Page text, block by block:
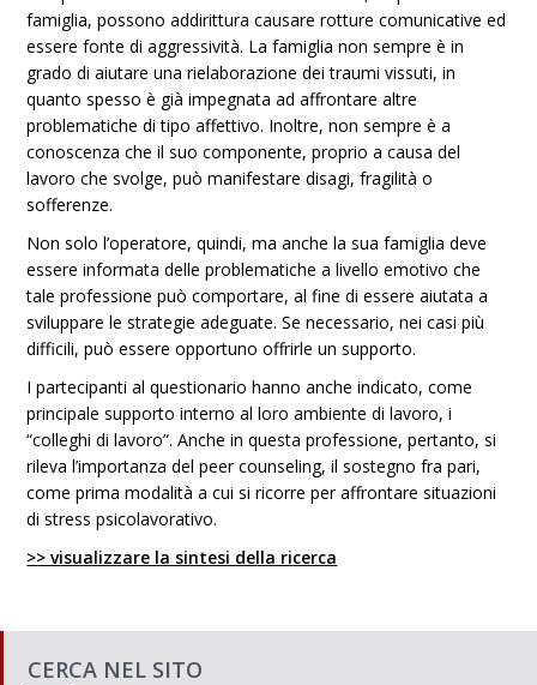
famiglia, possono addirittura causare rotture comunicative ed
essere fonte di aggressività. La famiglia non sempre è in
grado di aiutare una rielaborazione dei traumi vissuti, in
quanto spesso è già impegnata ad affrontare altre
problematiche di tipo affettivo. Inoltre, non sempre è a
conoscenza che il suo componente, proprio a causa del
lavoro che svolge, può manifestare disagi, fragilità o
sofferenze.
Non solo l’operatore, quindi, ma anche la sua famiglia deve
essere informata delle problematiche a livello emotivo che
tale professione può comportare, al fine di essere aiutata a
sviluppare le strategie adeguate. Se necessario, nei casi più
difficili, può essere opportuno offrirle un supporto.
I partecipanti al questionario hanno anche indicato, come
principale supporto interno al loro ambiente di lavoro, i
“colleghi di lavoro”. Anche in questa professione, pertanto, si
rileva l’importanza del peer counseling, il sostegno fra pari,
come prima modalità a cui si ricorre per affrontare situazioni
di stress psicolavorativo.
>> visualizzare la sintesi della ricerca
CERCA NEL SITO